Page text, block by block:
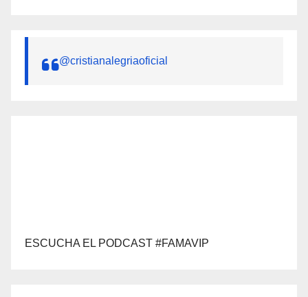
@cristianalegriaoficial
ESCUCHA EL PODCAST #FAMAVIP